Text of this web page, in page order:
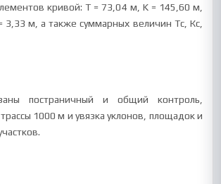
кривой: T = 73,04 м, K = 145,60 м,
3,33 м, а также суммарных величин Тс, Кс,
постраничный и общий контроль,
1000 м и увязка уклонов, площадок и